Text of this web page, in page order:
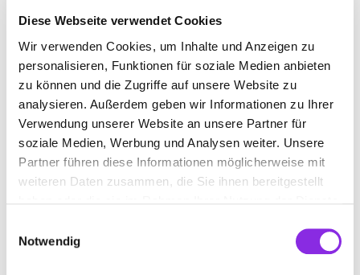
Diese Webseite verwendet Cookies
Wir verwenden Cookies, um Inhalte und Anzeigen zu
personalisieren, Funktionen für soziale Medien anbieten
zu können und die Zugriffe auf unsere Website zu
analysieren. Außerdem geben wir Informationen zu Ihrer
Verwendung unserer Website an unsere Partner für
soziale Medien, Werbung und Analysen weiter. Unsere
Partner führen diese Informationen möglicherweise mit
weiteren Daten zusammen, die Sie ihnen bereitgestellt
Notwendig
Qualität und termingerechte Ausführung Ihrer Bauprojekte
individuelle Beratung und kreative Planung, die Ihre Wünsche
Wirklichkeit werden lassen. Kontaktieren Sie uns für Ihre
persönlichen Bauanliegen und werden Sie Teil unserer
Erfolgsgeschichte.
BILDER